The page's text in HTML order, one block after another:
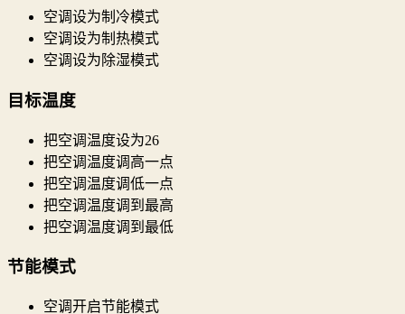
空调设为制冷模式
空调设为制热模式
空调设为除湿模式
目标温度
把空调温度设为26
把空调温度调高一点
把空调温度调低一点
把空调温度调到最高
把空调温度调到最低
节能模式
空调开启节能模式